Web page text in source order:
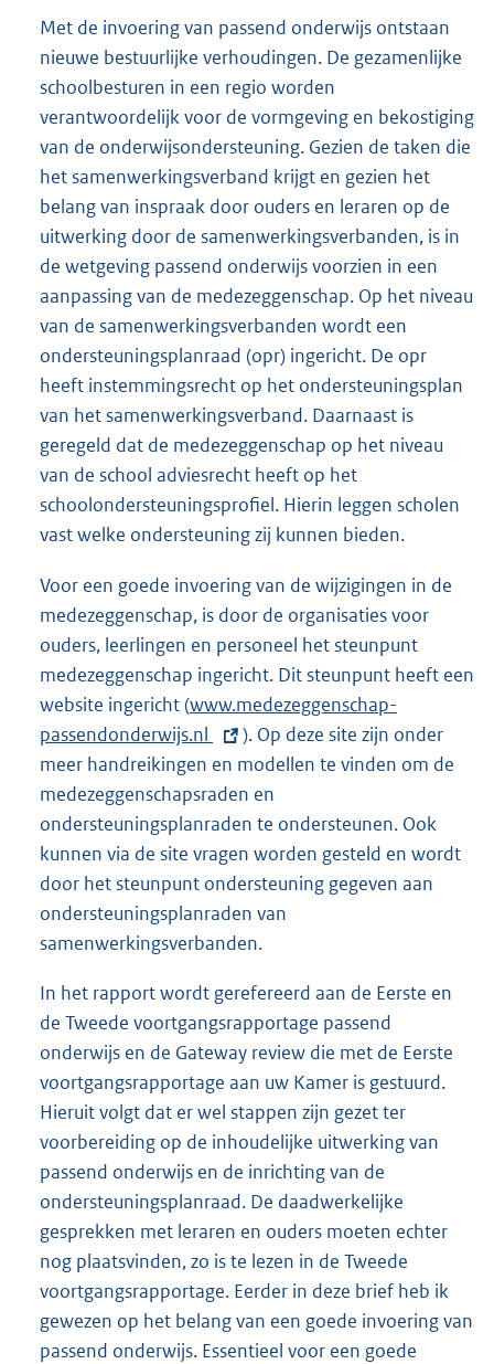
Met de invoering van passend onderwijs ontstaan
nieuwe bestuurlijke verhoudingen. De gezamenlijke
schoolbesturen in een regio worden
verantwoordelijk voor de vormgeving en bekostiging
van de onderwijsondersteuning. Gezien de taken die
het samenwerkingsverband krijgt en gezien het
belang van inspraak door ouders en leraren op de
uitwerking door de samenwerkingsverbanden, is in
de wetgeving passend onderwijs voorzien in een
aanpassing van de medezeggenschap. Op het niveau
van de samenwerkingsverbanden wordt een
ondersteuningsplanraad (opr) ingericht. De opr
heeft instemmingsrecht op het ondersteuningsplan
van het samenwerkingsverband. Daarnaast is
geregeld dat de medezeggenschap op het niveau
van de school adviesrecht heeft op het
schoolondersteuningsprofiel. Hierin leggen scholen
vast welke ondersteuning zij kunnen bieden.
Voor een goede invoering van de wijzigingen in de
medezeggenschap, is door de organisaties voor
ouders, leerlingen en personeel het steunpunt
medezeggenschap ingericht. Dit steunpunt heeft een
website ingericht (E
x
t
e
r
n
e
l
i
k
:
www.medezeggenschap-
passendonderwijs.nl
). Op deze site zijn onder
meer handreikingen en modellen te vinden om de
medezeggenschapsraden en
ondersteuningsplanraden te ondersteunen. Ook
kunnen via de site vragen worden gesteld en wordt
door het steunpunt ondersteuning gegeven aan
ondersteuningsplanraden van
samenwerkingsverbanden.
In het rapport wordt gerefereerd aan de Eerste en
de Tweede voortgangsrapportage passend
onderwijs en de Gateway review die met de Eerste
voortgangsrapportage aan uw Kamer is gestuurd.
Hieruit volgt dat er wel stappen zijn gezet ter
voorbereiding op de inhoudelijke uitwerking van
passend onderwijs en de inrichting van de
ondersteuningsplanraad. De daadwerkelijke
gesprekken met leraren en ouders moeten echter
nog plaatsvinden, zo is te lezen in de Tweede
voortgangsrapportage. Eerder in deze brief heb ik
gewezen op het belang van een goede invoering van
passend onderwijs. Essentieel voor een goede